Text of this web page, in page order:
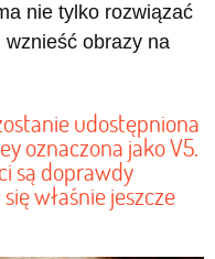
nie tylko rozwiązać
obrazy na
udostępniona
oznaczona jako V5.
są doprawdy
właśnie jeszcze